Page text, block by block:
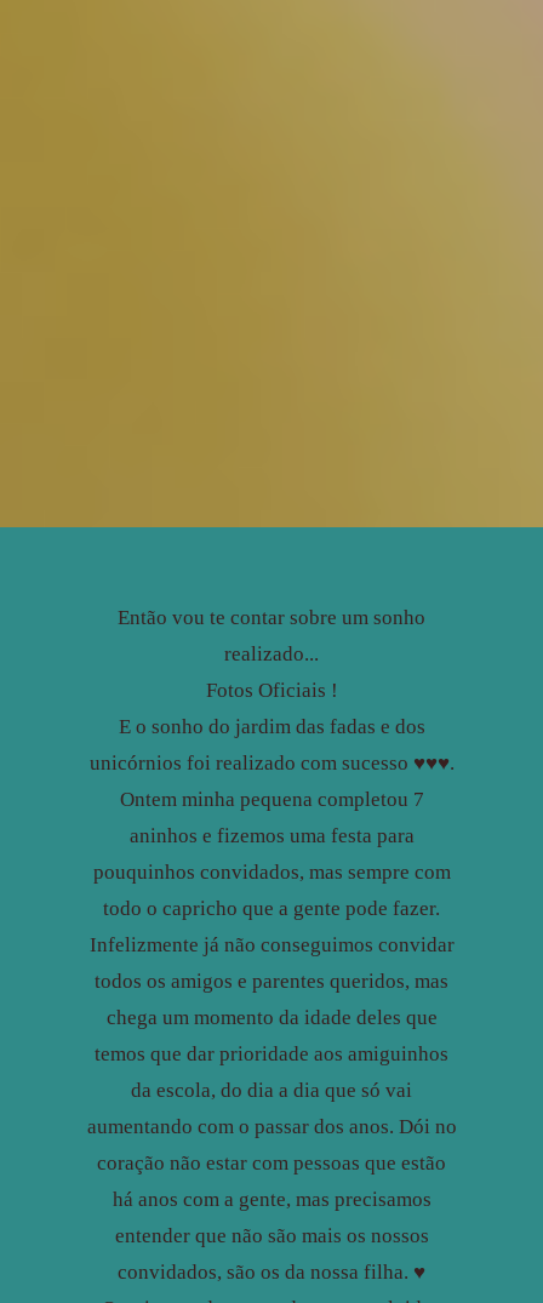
Então vou te contar sobre um sonho
realizado...
Fotos Oficiais !
E o sonho do jardim das fadas e dos
unicórnios foi realizado com sucesso ♥️♥️♥️.
Ontem minha pequena completou 7
aninhos e fizemos uma festa para
pouquinhos convidados, mas sempre com
todo o capricho que a gente pode fazer.
Infelizmente já não conseguimos convidar
todos os amigos e parentes queridos, mas
chega um momento da idade deles que
temos que dar prioridade aos amiguinhos
da escola, do dia a dia que só vai
aumentando com o passar dos anos. Dói no
coração não estar com pessoas que estão
há anos com a gente, mas precisamos
entender que não são mais os nossos
convidados, são os da nossa filha. ♥️